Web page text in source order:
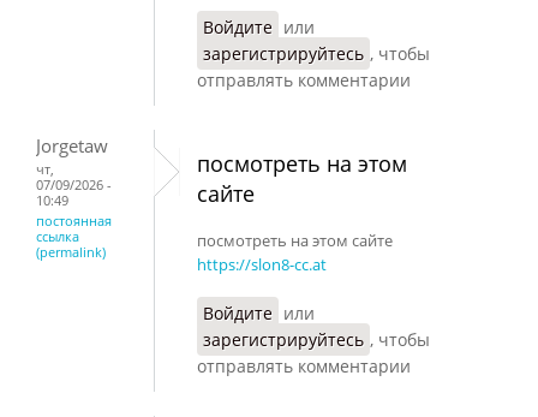
Войдите или
зарегистрируйтесь , чтобы
отправлять комментарии
Jorgetaw
чт,
07/09/2026 -
10:49
постоянная
ссылка
(permalink)
посмотреть на этом
сайте
посмотреть на этом сайте
https://slon8-cc.at
Войдите или
зарегистрируйтесь , чтобы
отправлять комментарии